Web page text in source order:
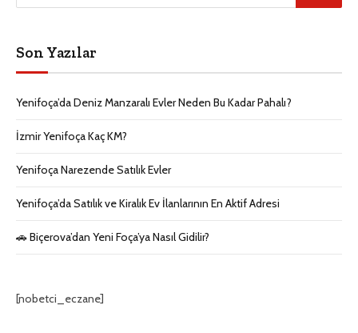
Son Yazılar
Yenifoça’da Deniz Manzaralı Evler Neden Bu Kadar Pahalı?
İzmir Yenifoça Kaç KM?
Yenifoça Narezende Satılık Evler
Yenifoça’da Satılık ve Kiralık Ev İlanlarının En Aktif Adresi
🚗 Biçerova’dan Yeni Foça’ya Nasıl Gidilir?
[nobetci_eczane]